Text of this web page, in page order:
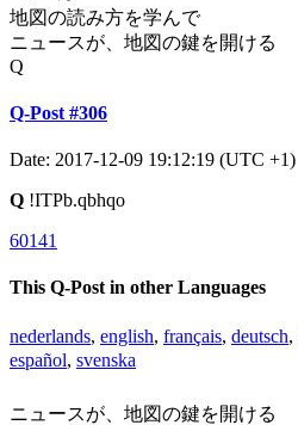
地図の読み方を学んで
ニュースが、地図の鍵を開ける
Q
Q-Post #306
Date: 2017-12-09 19:12:19 (UTC +1)
Q !ITPb.qbhqo
60141
This Q-Post in other Languages
nederlands, english, français, deutsch,
español, svenska
ニュースが、地図の鍵を開ける